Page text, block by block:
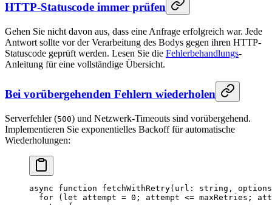
HTTP-Statuscode immer prüfen
Gehen Sie nicht davon aus, dass eine Anfrage erfolgreich war. Jede
Antwort sollte vor der Verarbeitung des Bodys gegen ihren HTTP-
Statuscode geprüft werden. Lesen Sie die Fehlerbehandlungs-
Anleitung für eine vollständige Übersicht.
Bei vorübergehenden Fehlern wiederholen
Serverfehler (500) und Netzwerk-Timeouts sind vorübergehend.
Implementieren Sie exponentielles Backoff für automatische
Wiederholungen:
async function fetchWithRetry( url : string , options
  for
( let attempt = 0 ; attempt <= maxRetries;